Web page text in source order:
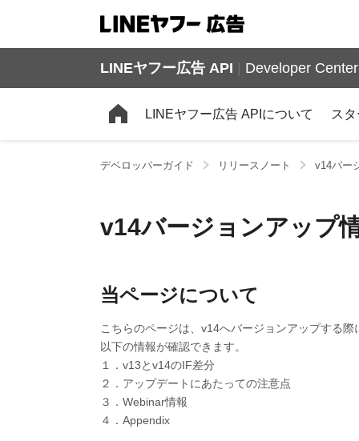
LINEヤフー広告 API Developer Center
LINEヤフー広告 APIについて ス
デベロッパーガイド リリースノート v14バー
v14バージョンアップ
当ページについて
こちらのページは、v14へバージョンアップする
以下の情報が確認できます。
１．v13とv14のIF差分
２．アップデートにあたっての注意点
３．Webinar情報
４．Appendix